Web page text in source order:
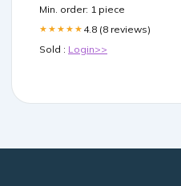
Min. order: 1 piece
★★★★★ 4.8 (8 reviews)
Sold : Login>>